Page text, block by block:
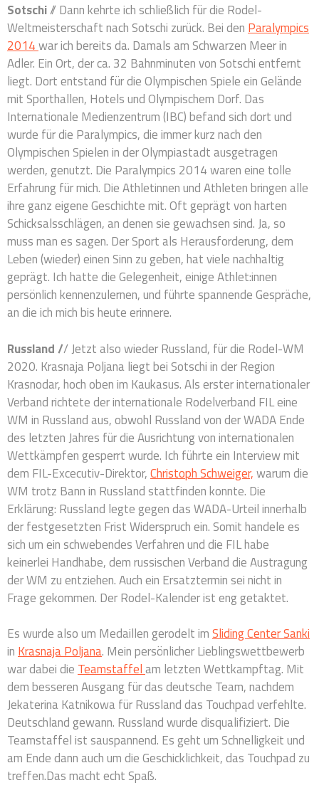
Sotschi// Dann kehrte ich schließlich für die Rodel-
Weltmeisterschaft nach Sotschi zurück. Bei den Paralympics
2014war ich bereits da. Damals am Schwarzen Meer in
Adler. Ein Ort, der ca. 32 Bahnminuten von Sotschi entfernt
liegt. Dort entstand für die Olympischen Spiele ein Gelände
mit Sporthallen, Hotels und Olympischem Dorf. Das
Internationale Medienzentrum (IBC) befand sich dort und
wurde für die Paralympics, die immer kurz nach den
Olympischen Spielen in der Olympiastadt ausgetragen
werden, genutzt. Die Paralympics 2014 waren eine tolle
Erfahrung für mich. Die Athletinnen und Athleten bringen alle
ihre ganz eigene Geschichte mit. Oft geprägt von harten
Schicksalsschlägen, an denen sie gewachsen sind. Ja, so
muss man es sagen. Der Sport als Herausforderung, dem
Leben (wieder) einen Sinn zu geben, hat viele nachhaltig
geprägt. Ich hatte die Gelegenheit, einige Athlet:innen
persönlich kennenzulernen, und führte spannende Gespräche,
an die ich mich bis heute erinnere.
Russland // Jetzt also wieder Russland, für die Rodel-WM
2020. Krasnaja Poljana liegt bei Sotschi in der Region
Krasnodar, hoch oben im Kaukasus. Als erster internationaler
Verband richtete der internationale Rodelverband FIL eine
WM in Russland aus, obwohl Russland von der WADA Ende
des letzten Jahres für die Ausrichtung von internationalen
Wettkämpfen gesperrt wurde. Ich führte ein Interview mit
dem FIL-Excecutiv-Direktor,Christoph Schweiger,warum die
WM trotz Bann in Russland stattfinden konnte. Die
Erklärung: Russland legte gegen das WADA-Urteil innerhalb
der festgesetzten Frist Widerspruch ein. Somit handele es
sich um ein schwebendes Verfahren und die FIL habe
keinerlei Handhabe, dem russischen Verband die Austragung
der WM zu entziehen. Auch ein Ersatztermin sei nicht in
Frage gekommen. Der Rodel-Kalender ist eng getaktet.
Es wurde also um Medaillen gerodelt imSliding Center Sanki
in Krasnaja Poljana. Mein persönlicher Lieblingswettbewerb
war dabei die Teamstaffelam letzten Wettkampftag. Mit
dem besseren Ausgang für das deutsche Team, nachdem
Jekaterina Katnikowa für Russland das Touchpad verfehlte.
Deutschland gewann. Russland wurde disqualifiziert. Die
Teamstaffel ist sauspannend. Es geht um Schnelligkeit und
am Ende dann auch um die Geschicklichkeit, das Touchpad zu
treffen.Das macht echt Spaß.